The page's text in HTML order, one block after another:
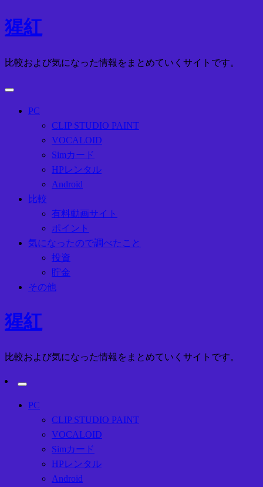
コ
ン
ン
へ
猩紅
比較および気になった情報をまとめていくサイトです。
PC
CLIP STUDIO PAINT
VOCALOID
Simカード
HPレンタル
Android
比較
有料動画サイト
ポイント
気になったので調べたこと
投資
貯金
その他
猩紅
比較および気になった情報をまとめていくサイトです。
PC
CLIP STUDIO PAINT
VOCALOID
Simカード
HPレンタル
Android